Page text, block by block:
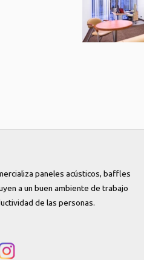
paneles acústicos, baffles
a un buen ambiente de trabajo
de las personas.